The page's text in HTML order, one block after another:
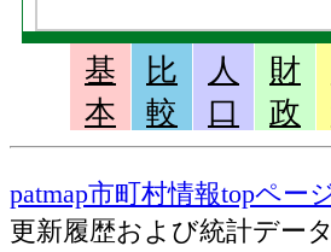
基
本
比
較
人
口
財
政
patmap市町村情報topペー
更新履歴および統計デー